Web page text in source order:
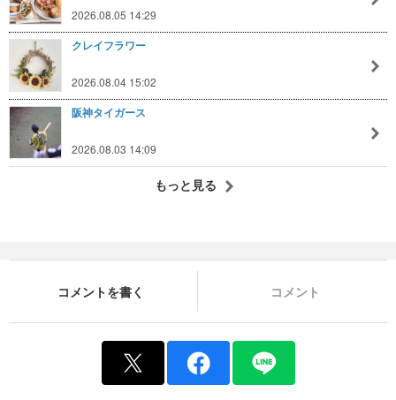
2026.08.05 14:29
クレイフラワー
2026.08.04 15:02
阪神タイガース
2026.08.03 14:09
もっと見る
コメントを書く コメント